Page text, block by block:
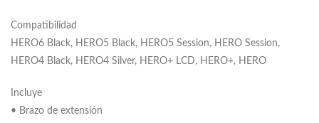
Compatibilidad
HERO6 Black, HERO5 Black, HERO5 Session, HERO Session,
HERO4 Black, HERO4 Silver, HERO+ LCD, HERO+, HERO
Incluye
• Brazo de extensión